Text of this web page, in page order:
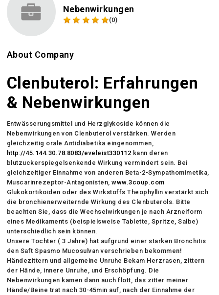
Nebenwirkungen
(0)
About Company
Clenbuterol: Erfahrungen
& Nebenwirkungen
Entwässerungsmittel und Herzglykoside können die
Nebenwirkungen von Clenbuterol verstärken. Werden
gleichzeitig orale Antidiabetika eingenommen,
http://45.144.30.78:8083/eveleist330112 kann deren
blutzuckerspiegelsenkende Wirkung vermindert sein. Bei
gleichzeitiger Einnahme von anderen Beta-2-Sympathomimetika,
Muscarinrezeptor-Antagonisten,www.3coup.com
Glukokortikoiden oder des Wirkstoffs Theophyllin verstärkt sich
die bronchienerweiternde Wirkung des Clenbuterols. Bitte
beachten Sie, dass die Wechselwirkungen je nach Arzneiform
eines Medikaments (beispielsweise Tablette, Spritze, Salbe)
unterschiedlich sein können.
Unsere Tochter ( 3 Jahre) hat aufgrund einer starken Bronchitis
den Saft Spasmo Mucosulvan verschrieben bekommen!
Händezittern und allgemeine Unruhe Bekam Herzrasen, zittern
der Hände, innere Unruhe, und Erschöpfung. Die
Nebenwirkungen kamen dann auch flott, das zitter meiner
Hände/Beine trat nach 30-45min auf, nach der Einnahme der